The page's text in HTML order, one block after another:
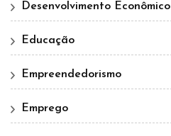
Desenvolvimento Econômico
Educação
Empreendedorismo
Emprego